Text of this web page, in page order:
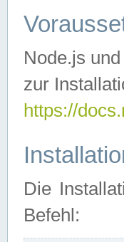
Node.js
zur
https://
Die
Befehl: